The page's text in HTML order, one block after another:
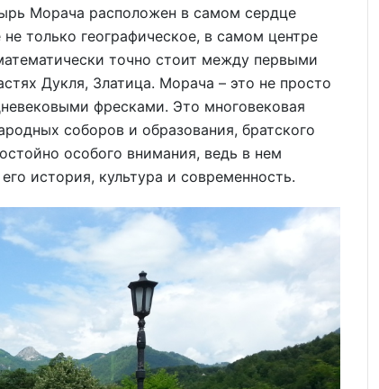
Морача расположен в самом сердце
только географическое, в самом центре
точно стоит между первыми
Дукля, Златица. Морача – это не просто
фресками. Это многовековая
соборов и образования, братского
особого внимания, ведь в нем
история, культура и современность.